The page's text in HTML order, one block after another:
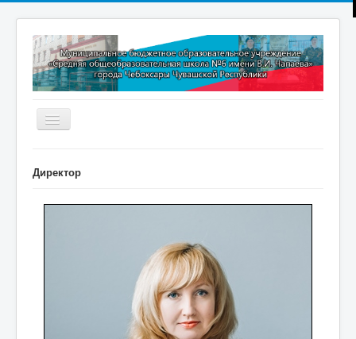
Включить/
выключить
Прокуратура разъясняет
Директор